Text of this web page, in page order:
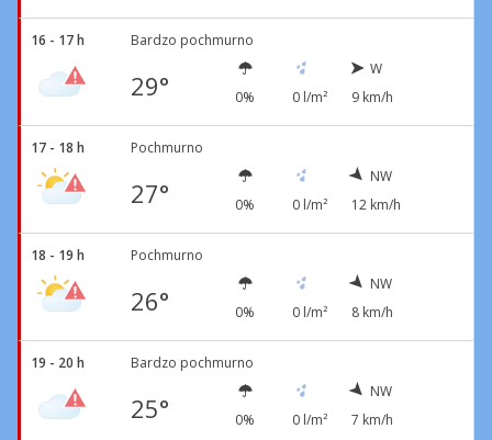
16 - 17 h Bardzo pochmurno
29° 0% 0 l/m²
W
9 km/h
17 - 18 h Pochmurno
27° 0% 0 l/m²
NW
12 km/h
18 - 19 h Pochmurno
26° 0% 0 l/m²
NW
8 km/h
19 - 20 h Bardzo pochmurno
25° 0% 0 l/m²
NW
7 km/h